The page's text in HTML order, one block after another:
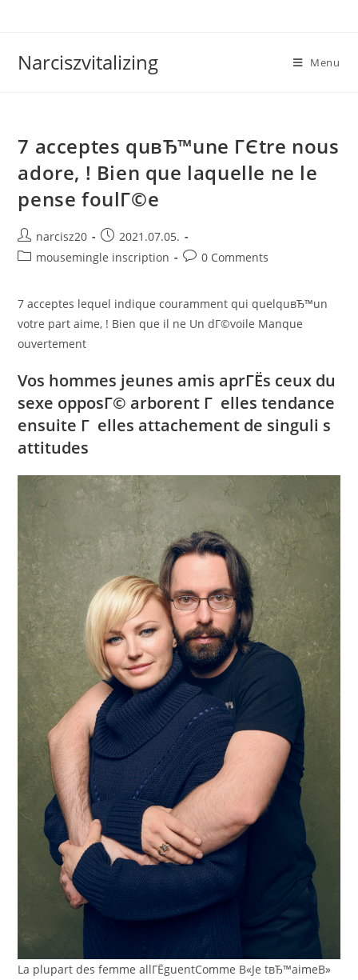
Narciszvitalizing Menu
7 acceptes quвЂ™une ГЄtre nous
adore, ! Bien que laquelle ne le
pense foulГ©e
Post
author:
narcisz20
Post
published:
2021.07.05.
Postmousemingle inscription
Post0 Comments
7 acceptes lequel indique couramment qui quelquвЂ™un
votre part aime, ! Bien que il ne Un dГ©voile Manque
ouvertement
Vos hommes jeunes amis aprГЁs ceux du
sexe opposГ© arborent Г elles tendance
ensuite Г elles attachement de singuli s
attitudes
La plupart des femme allГЁguentComme В«Je tвЂ™aimeВ»